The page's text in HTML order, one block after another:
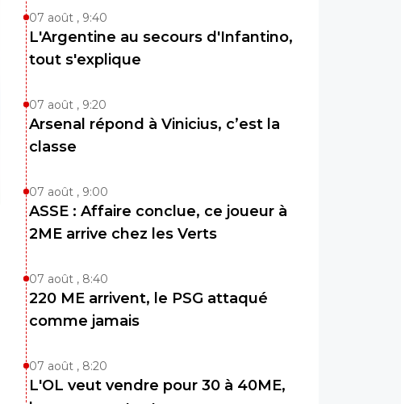
07 août , 9:40
L'Argentine au secours d'Infantino,
tout s'explique
07 août , 9:20
Arsenal répond à Vinicius, c’est la
classe
07 août , 9:00
ASSE : Affaire conclue, ce joueur à
2ME arrive chez les Verts
07 août , 8:40
220 ME arrivent, le PSG attaqué
comme jamais
07 août , 8:20
L'OL veut vendre pour 30 à 40ME,